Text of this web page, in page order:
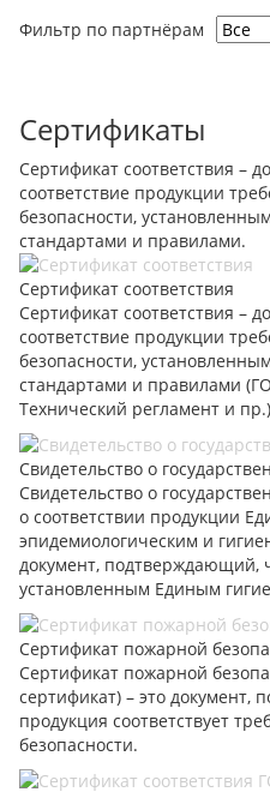
Фильтр по партнёрам
Сертификаты
Сертификат соответствия –
соответствие продукции
безопасности,
стандартами и правилами.
Сертификат соответствия
Сертификат соответствия –
соответствие продукции
безопасности,
стандартами и правилами
Технический регламент и
Свидетельство о
Свидетельство о
о соответствии продукции
эпидемиологическим и
документ, подтверждающий,
установленным Единым
Сертификат пожарной
Сертификат пожарной
сертификат) – это документ,
продукция соответствует
безопасности.